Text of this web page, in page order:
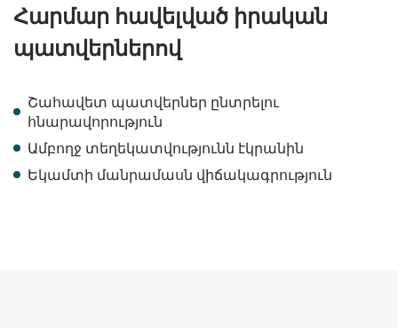
Հարմար հավելված իրական
պատվերներով
Շահավետ պատվերներ ընտրելու
հնարավորություն
Ամբողջ տեղեկատվությունն էկրանին
Եկամտի մանրամասն վիճակագրություն